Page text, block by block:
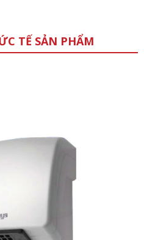
TẾ SẢN PHẨM